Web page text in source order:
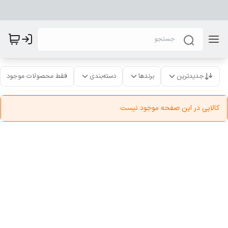
جدیدترین برندها دسته‌بندی فقط محصولات موجود
کالایی در این صفحه موجود نیست